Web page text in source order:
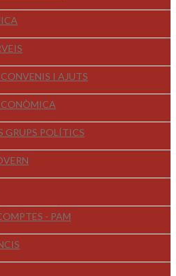
I AJUTS
GRUPS POLÍTICS
- PAM